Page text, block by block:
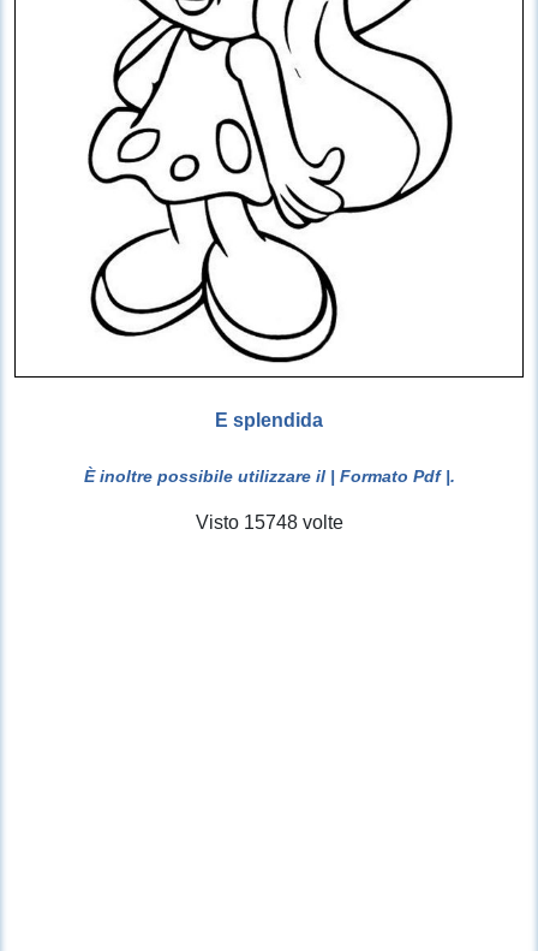
E splendida
È inoltre possibile utilizzare il | Formato Pdf |.
Visto 15748 volte